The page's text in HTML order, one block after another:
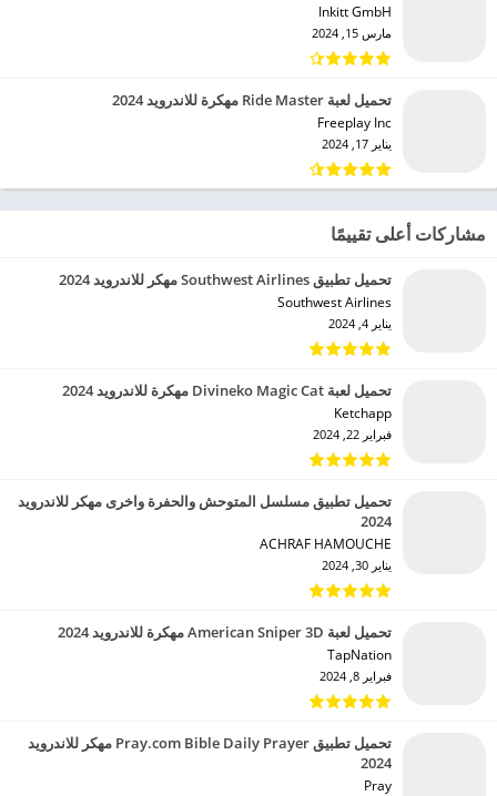
Inkitt GmbH‏
مارس 15, 2024
تحميل لعبة Ride Master مهكرة للاندرويد 2024
Freeplay Inc‏
يناير 17, 2024
مشاركات أعلى تقييمًا
تحميل تطبيق Southwest Airlines مهكر للاندرويد 2024
Southwest Airlines‏
يناير 4, 2024
تحميل لعبة Divineko Magic Cat مهكرة للاندرويد 2024
Ketchapp‏
فبراير 22, 2024
تحميل تطبيق مسلسل المتوحش والحفرة واخرى مهكر للاندرويد
2024
ACHRAF HAMOUCHE‏
يناير 30, 2024
تحميل لعبة American Sniper 3D مهكرة للاندرويد 2024
TapNation‏
فبراير 8, 2024
تحميل تطبيق Pray.com Bible Daily Prayer مهكر للاندرويد
2024
Pray‏